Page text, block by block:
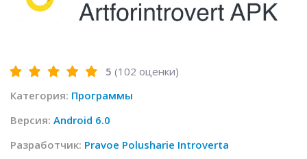
5 (102 оценки)
Категория: Программы
Версия: Android 6.0
Разработчик: Pravoe Polusharie Introverta